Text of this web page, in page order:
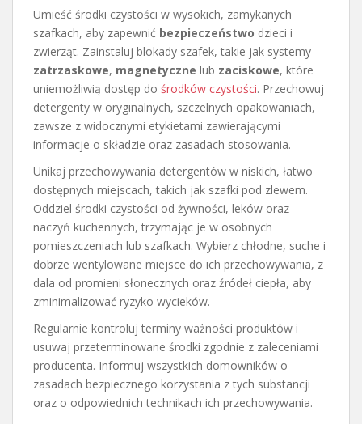
Umieść środki czystości w wysokich, zamykanych
szafkach, aby zapewnić bezpieczeństwo dzieci i
zwierząt. Zainstaluj blokady szafek, takie jak systemy
zatrzaskowe, magnetyczne lub zaciskowe, które
uniemożliwią dostęp do środków czystości. Przechowuj
detergenty w oryginalnych, szczelnych opakowaniach,
zawsze z widocznymi etykietami zawierającymi
informacje o składzie oraz zasadach stosowania.
Unikaj przechowywania detergentów w niskich, łatwo
dostępnych miejscach, takich jak szafki pod zlewem.
Oddziel środki czystości od żywności, leków oraz
naczyń kuchennych, trzymając je w osobnych
pomieszczeniach lub szafkach. Wybierz chłodne, suche i
dobrze wentylowane miejsce do ich przechowywania, z
dala od promieni słonecznych oraz źródeł ciepła, aby
zminimalizować ryzyko wycieków.
Regularnie kontroluj terminy ważności produktów i
usuwaj przeterminowane środki zgodnie z zaleceniami
producenta. Informuj wszystkich domowników o
zasadach bezpiecznego korzystania z tych substancji
oraz o odpowiednich technikach ich przechowywania.